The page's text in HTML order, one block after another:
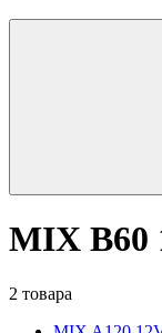
MIX B60
2 товара